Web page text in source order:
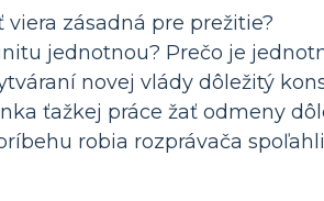
viera zásadná pre prežitie?
jednotnou? Prečo je
novej vlády dôležitý
ťažkej práce žať odmeny
robia rozprávača